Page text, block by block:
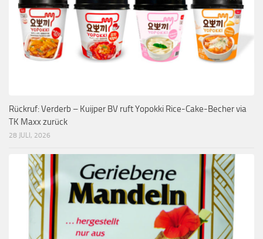
Rückruf: Verderb – Kuijper BV ruft Yopokki Rice-Cake-Becher via
TK Maxx zurück
28 JULI, 2026